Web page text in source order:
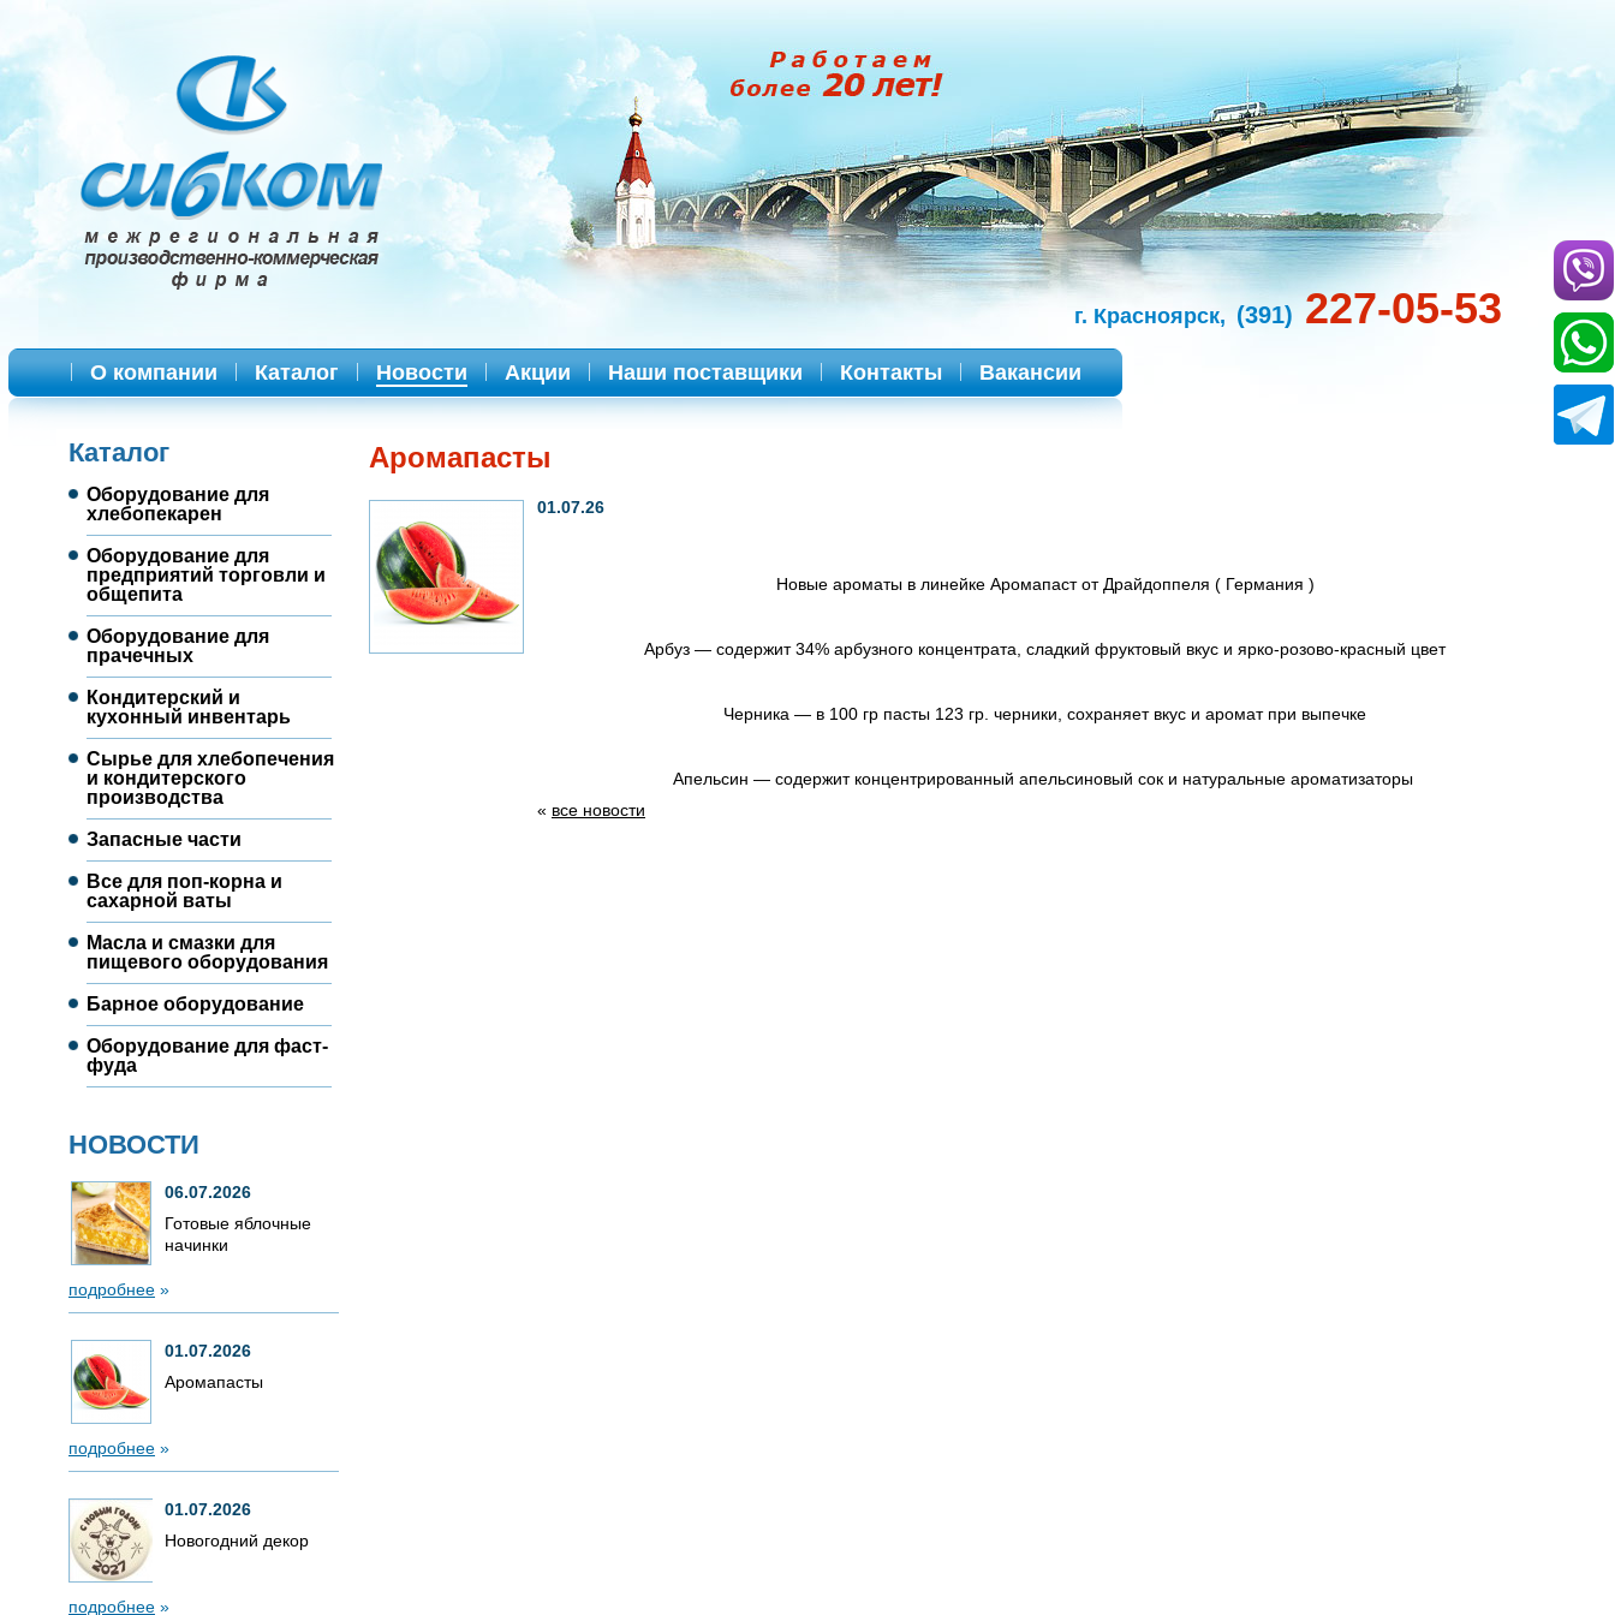
г. Красноярск, (391) 227-05-53
О компании Каталог Новости Акции Наши поставщики Контакты Вакансии
Каталог
Оборудование для
хлебопекарен
Оборудование для
предприятий торговли и
общепита
Оборудование для
прачечных
Кондитерский и
кухонный инвентарь
Сырье для хлебопечения
и кондитерского
производства
Запасные части
Все для поп-корна и
сахарной ваты
Масла и смазки для
пищевого оборудования
Барное оборудование
Оборудование для фаст-
фуда
НОВОСТИ
06.07.2026
Готовые яблочные
начинки
подробнее »
01.07.2026
Аромапасты
подробнее »
01.07.2026
Новогодний декор
подробнее »
Аромапасты
01.07.26
Новые ароматы в линейке Аромапаст от Драйдоппеля ( Германия )
Арбуз — содержит 34% арбузного концентрата, сладкий фруктовый вкус и ярко-розово-красный цвет
Черника — в 100 гр пасты 123 гр. черники, сохраняет вкус и аромат при выпечке
Апельсин — содержит концентрированный апельсиновый сок и натуральные ароматизаторы
« все новости